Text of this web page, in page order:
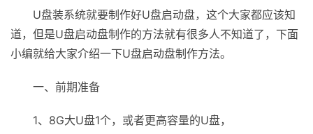
U盘装系统就要制作好U盘启动盘，这个大家都应该知
道，但是U盘启动盘制作的方法就有很多人不知道了，下面
小编就给大家介绍一下U盘启动盘制作方法。
一、前期准备
1、8G大U盘1个，或者更高容量的U盘，